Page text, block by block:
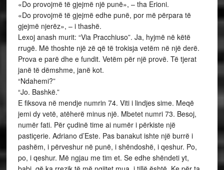
«Do provojmë të gjejmë një punë», – tha Erioni.
«Do provojmë të gjejmë edhe punë, por më përpara të
gjejmë njerëz», – i thashë.
Lexoj anash murit: “Via Pracchiuso”. Ja, hyjmë në këtë
rrugë. Më thoshte një zë që të trokisja vetëm në një derë.
Prova e parë dhe e fundit. Vetëm për një provë. Të tjerat
janë të dëmshme, janë kot.
“Ndahemi?”
“Jo. Bashkë.”
E fiksova në mendje numrin 74. Viti i lindjes sime. Meqë
jemi dy vetë, atëherë minus një. Mbetet numri 73. Besoj,
numër fati. Për çudinë time ai numër i përkiste një
pastiçerie. Adriano d’Este. Pas banakut ishte një burrë i
pashëm, i përveshur në punë, i shëndoshë, i qeshur. Po,
po, i qeshur. Më ngjau me tim et. Se edhe shëndeti yt,